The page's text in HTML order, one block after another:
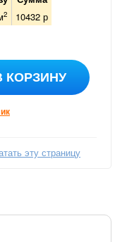
2 10432 р
КОРЗИНУ
эту страницу